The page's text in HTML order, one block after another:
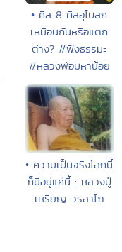
• ศีล 8 ศีลอุโบสถ
เหมือนกันหรือแตก
ต่าง? #ฟังธรรมะ
#หลวงพ่อมหาน้อย
• ความเป็นจริงโลกนี้
ก็มีอยู่แค่นี้ : หลวงปู่
เหรียญ วรลาโภ